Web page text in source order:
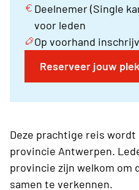
Deelnemer (Single
voor leden
Op voorhand
Reserveer jouw plek
Deze prachtige reis
provincie Antwerpen.
provincie zijn welkom om
samen te verkennen.